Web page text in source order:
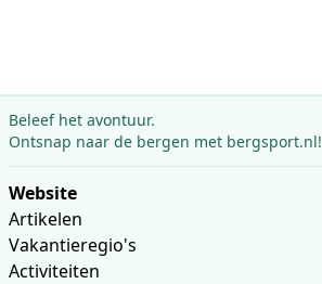
Beleef het avontuur.
Ontsnap naar de bergen met bergsport.nl!
Website
Artikelen
Vakantieregio's
Activiteiten